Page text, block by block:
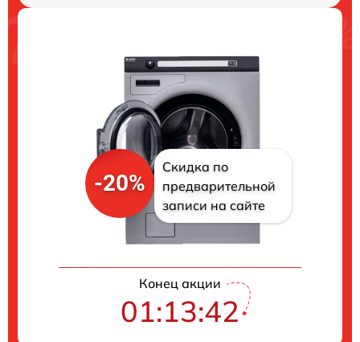
-20%
Скидка по
предварительной
записи на сайте
Конец акции
01:13:41